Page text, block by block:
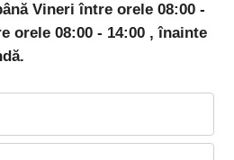
Vineri între orele 08:00 -
orele 08:00 - 14:00 , înainte